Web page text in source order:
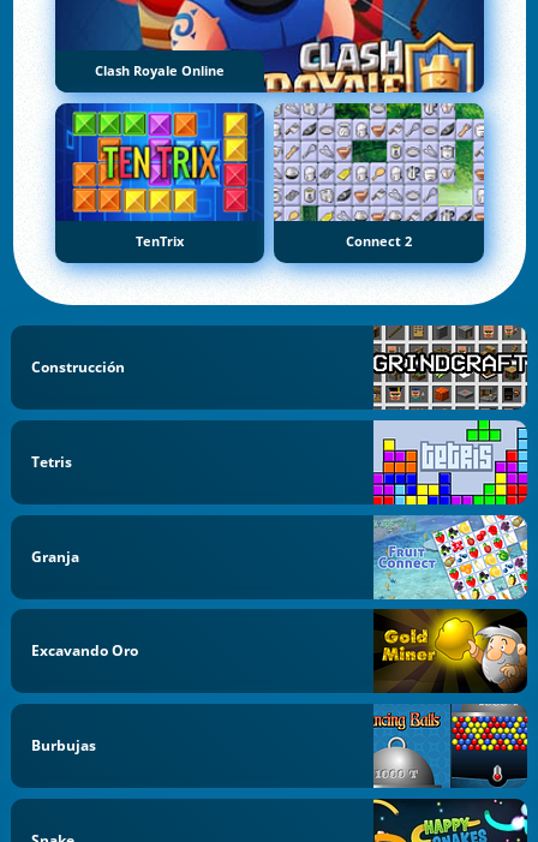
Clash Royale Online
TenTrix Connect 2
Construcción
Tetris
Granja
Excavando Oro
Burbujas